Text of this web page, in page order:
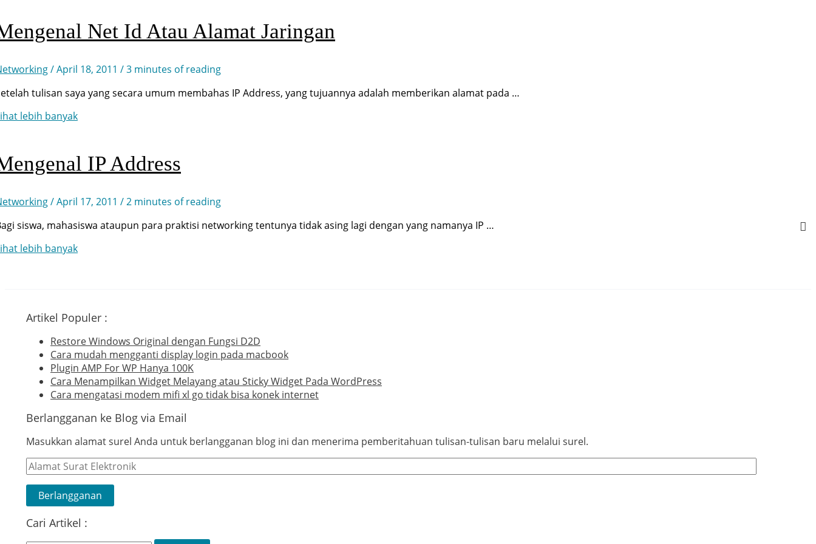
Net Id Atau Alamat Jaringan
/April 18, 2011 /3 minutes of reading
tulisan saya yang secara umum membahas IP Address, yang tujuannya adalah memberikan alamat pada …
lebih banyak
IP Address
/April 17, 2011 /2 minutes of reading
siswa, mahasiswa ataupun para praktisi networking tentunya tidak asing lagi dengan yang namanya IP …
lebih banyak
Artikel Populer :
Restore Windows Original dengan Fungsi D2D
Cara mudah mengganti display login pada macbook
Plugin AMP For WP Hanya 100K
Cara Menampilkan Widget Melayang atau Sticky Widget Pada WordPress
Cara mengatasi modem mifi xl go tidak bisa konek internet
Berlangganan ke Blog via Email
Masukkan alamat surel Anda untuk berlangganan blog ini dan menerima pemberitahuan tulisan-tulisan baru melalui surel.
Alamat
Surat
Elektronik
Berlangganan
Cari Artikel :